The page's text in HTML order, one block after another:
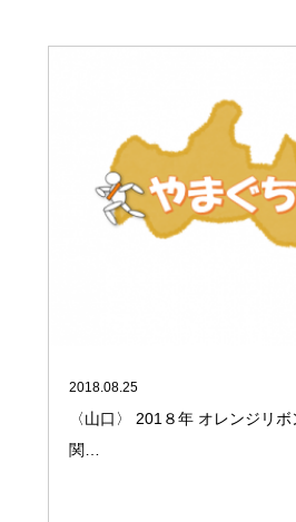
2018.08.25
〈山口〉 201８年 オレンジリ
関…